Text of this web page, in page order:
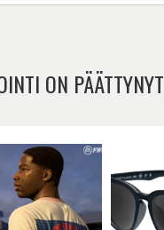
ON PÄÄTTYNYT